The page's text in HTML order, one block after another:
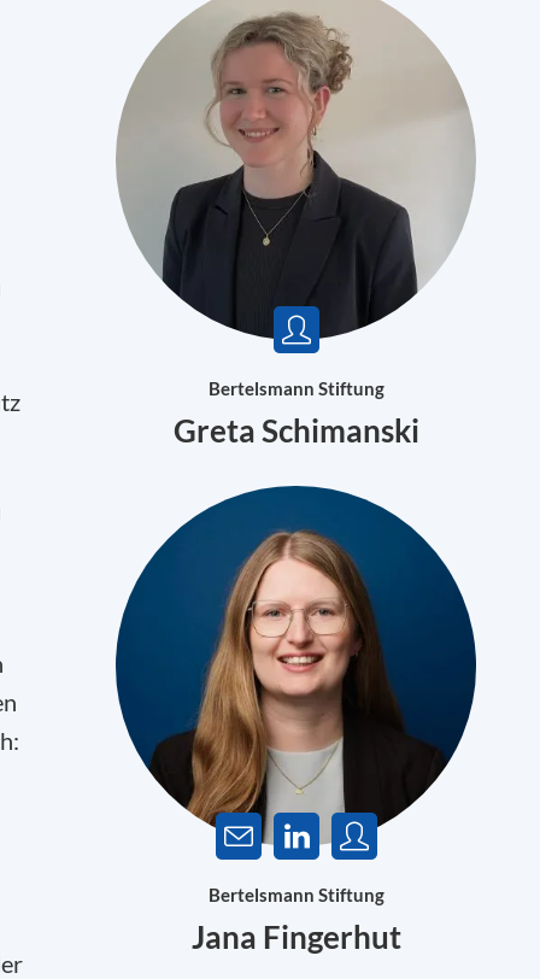
Bertelsmann Stiftung
Greta Schimanski
Bertelsmann Stiftung
Jana Fingerhut